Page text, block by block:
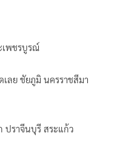
พชรบูรณ์
ลย ชัยภูมิ นครราชสีมา
ปราจีนบุรี สระแก้ว